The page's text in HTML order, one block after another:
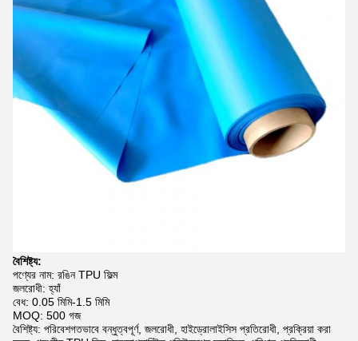
বৈশিষ্ট্য:
পণ্যের নাম: রঙিন TPU ফিল্ম
জলরোধী: হ্যাঁ
বেধ: 0.05 মিমি-1.5 মিমি
MOQ: 500 গজ
বৈশিষ্ট্য: পরিবেশগতভাবে বন্ধুত্বপূর্ণ, জলরোধী, হাইড্রোলাইসিস প্রতিরোধী, প্রক্রিয়া করা